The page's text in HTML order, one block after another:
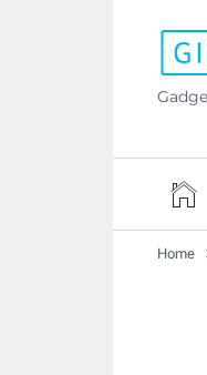
Home